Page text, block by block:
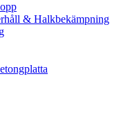
& Halkbekämpning